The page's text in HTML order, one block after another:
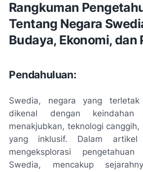
Rangkuman
Tentang Negara
Budaya, Ekonomi, dan
Pendahuluan:
Swedia, negara yang
dikenal dengan keindahan
menakjubkan, teknologi
yang inklusif. Dalam
mengeksplorasi
Swedia, mencakup